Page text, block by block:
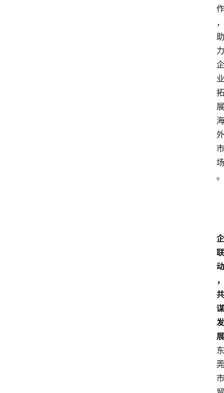
作
，
助
力
企
业
拓
展
海
外
市
场
。
企
联
动
，
共
谋
发
展
东
莞
市